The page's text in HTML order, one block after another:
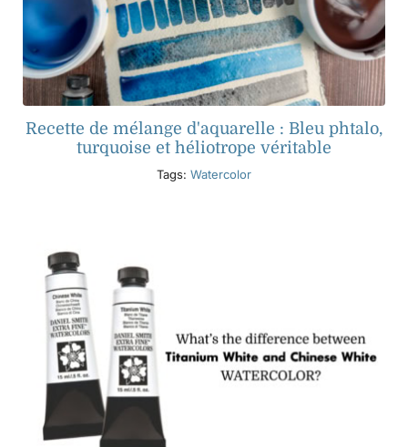
Recette de mélange d'aquarelle : Bleu phtalo,
turquoise et héliotrope véritable
Tags: Watercolor